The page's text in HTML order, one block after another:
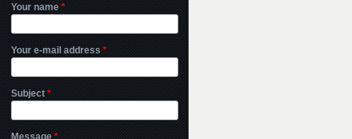
Your name *
Your e-mail address *
Subject *
Message *